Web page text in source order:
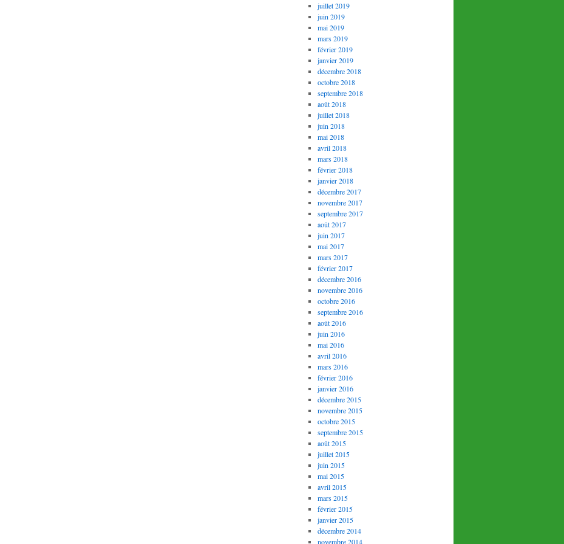
juillet 2019
juin 2019
mai 2019
mars 2019
février 2019
janvier 2019
décembre 2018
octobre 2018
septembre 2018
août 2018
juillet 2018
juin 2018
mai 2018
avril 2018
mars 2018
février 2018
janvier 2018
décembre 2017
novembre 2017
septembre 2017
août 2017
juin 2017
mai 2017
mars 2017
février 2017
décembre 2016
novembre 2016
octobre 2016
septembre 2016
août 2016
juin 2016
mai 2016
avril 2016
mars 2016
février 2016
janvier 2016
décembre 2015
novembre 2015
octobre 2015
septembre 2015
août 2015
juillet 2015
juin 2015
mai 2015
avril 2015
mars 2015
février 2015
janvier 2015
décembre 2014
novembre 2014